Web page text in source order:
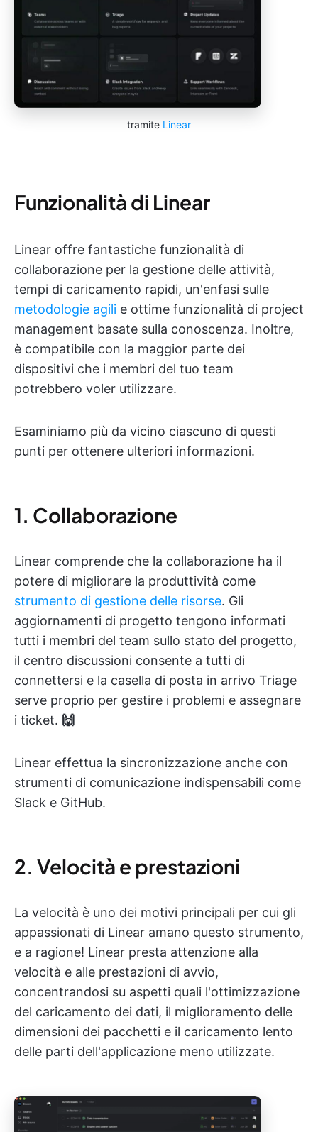
tramite Linear
Funzionalità di Linear
Linear offre fantastiche funzionalità di
collaborazione per la gestione delle attività,
tempi di caricamento rapidi, un'enfasi sulle
metodologie agili e ottime funzionalità di project
management basate sulla conoscenza. Inoltre,
è compatibile con la maggior parte dei
dispositivi che i membri del tuo team
potrebbero voler utilizzare.
Esaminiamo più da vicino ciascuno di questi
punti per ottenere ulteriori informazioni.
1. Collaborazione
Linear comprende che la collaborazione ha il
potere di migliorare la produttività come
strumento di gestione delle risorse. Gli
aggiornamenti di progetto tengono informati
tutti i membri del team sullo stato del progetto,
il centro discussioni consente a tutti di
connettersi e la casella di posta in arrivo Triage
serve proprio per gestire i problemi e assegnare
i ticket. 🙌
Linear effettua la sincronizzazione anche con
strumenti di comunicazione indispensabili come
Slack e GitHub.
2. Velocità e prestazioni
La velocità è uno dei motivi principali per cui gli
appassionati di Linear amano questo strumento,
e a ragione! Linear presta attenzione alla
velocità e alle prestazioni di avvio,
concentrandosi su aspetti quali l'ottimizzazione
del caricamento dei dati, il miglioramento delle
dimensioni dei pacchetti e il caricamento lento
delle parti dell'applicazione meno utilizzate.